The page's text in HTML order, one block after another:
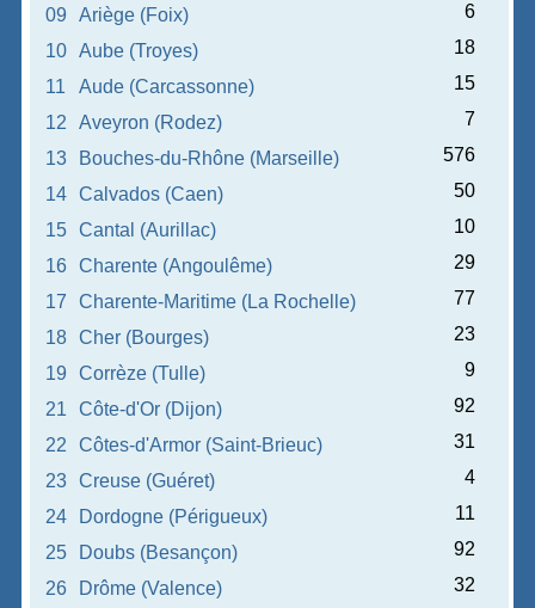
09
Ariège (Foix)
6
10
Aube (Troyes)
18
11
Aude (Carcassonne)
15
12
Aveyron (Rodez)
7
13
Bouches-du-Rhône (Marseille)
576
14
Calvados (Caen)
50
15
Cantal (Aurillac)
10
16
Charente (Angoulême)
29
17
Charente-Maritime (La Rochelle)
77
18
Cher (Bourges)
23
19
Corrèze (Tulle)
9
21
Côte-d'Or (Dijon)
92
22
Côtes-d'Armor (Saint-Brieuc)
31
23
Creuse (Guéret)
4
24
Dordogne (Périgueux)
11
25
Doubs (Besançon)
92
26
Drôme (Valence) 32